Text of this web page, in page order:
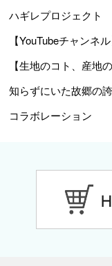
ハギレプロジェクト
【YouTubeチャンネル
【生地のコト、産地
知らずにいた故郷の
コラボレーション